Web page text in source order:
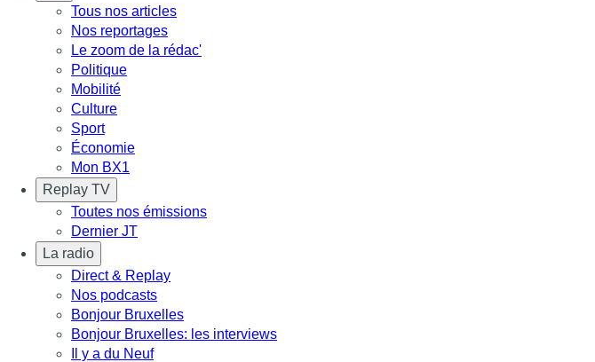
Tous nos articles
Nos reportages
Le zoom de la rédac'
Politique
Mobilité
Culture
Sport
Économie
Mon BX1
Replay TV
Toutes nos émissions
Dernier JT
La radio
Direct & Replay
Nos podcasts
Bonjour Bruxelles
Bonjour Bruxelles: les interviews
Il y a du Neuf